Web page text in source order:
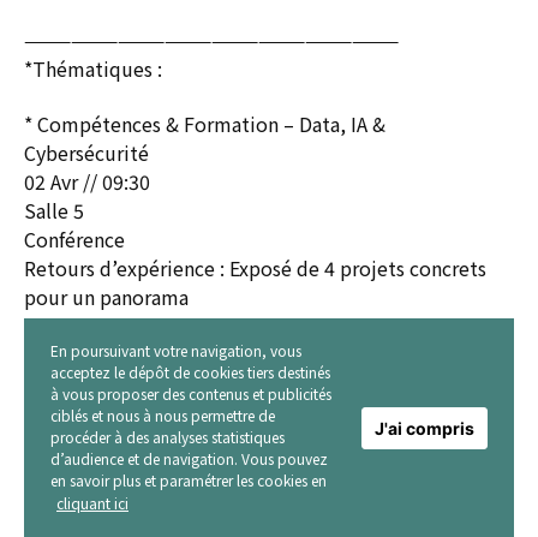
————————————————————————
*Thématiques :
* Compétences & Formation – Data, IA &
Cybersécurité
02 Avr // 09:30
Salle 5
Conférence
Retours d’expérience : Exposé de 4 projets concrets
pour un panorama
complet de la progression du courant continu dans le
monde
Projet Ville de Chateauneuf (Loire) : Pr Bernard Laget,
Maire de la ville
Projet siège Shift2DC : Romain Scolan, PM, Back2DC
En poursuivant votre navigation, vous
acceptez le dépôt de cookies tiers destinés
à vous proposer des contenus et publicités
ciblés et nous à nous permettre de
procéder à des analyses statistiques
d’audience et de navigation. Vous pouvez
en savoir plus et paramétrer les cookies en
cliquant ici
J'ai compris